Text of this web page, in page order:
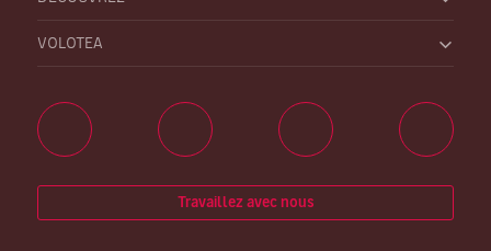
VOLOTEA
Travaillez avec nous